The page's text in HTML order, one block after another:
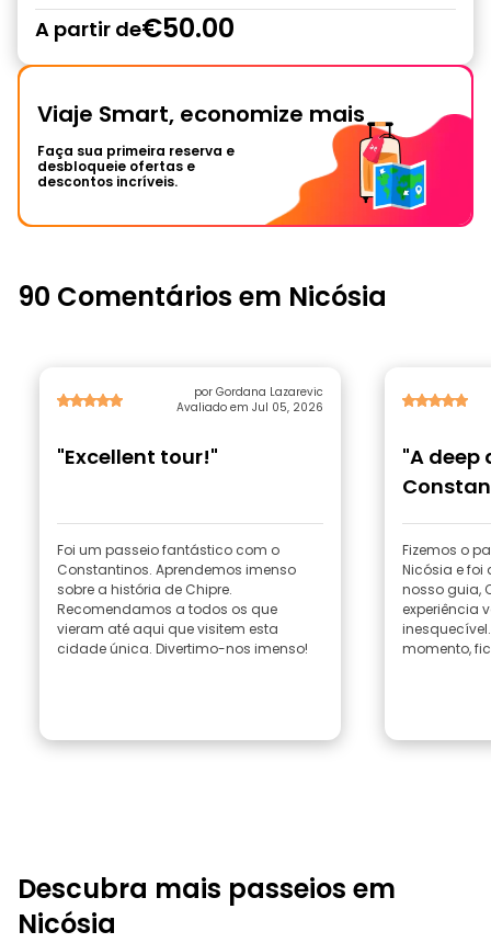
A partir de€50.00
Viaje Smart, economize mais
Faça sua primeira reserva e
desbloqueie ofertas e
descontos incríveis.
90 Comentários em Nicósia
por Gordana Lazarevic
Avaliado em Jul 05, 2026
"Excellent tour!"
Foi um passeio fantástico com o
Constantinos. Aprendemos imenso
sobre a história de Chipre.
Recomendamos a todos os que
vieram até aqui que visitem esta
cidade única. Divertimo-nos imenso!
"A deep
walking
Fizemos o
Nicósia e foi
nosso guia,
experiência
momento,
Descubra mais passeios em
Nicósia